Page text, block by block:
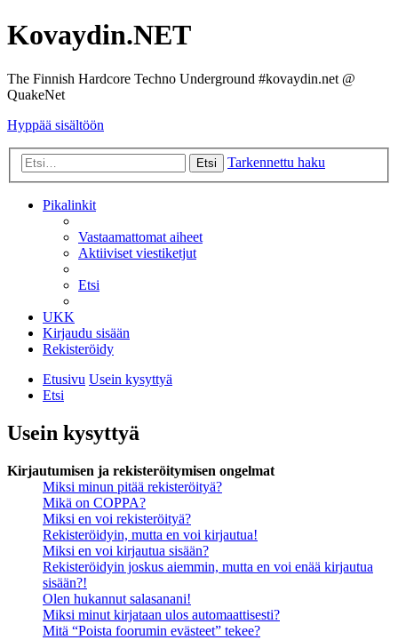
Kovaydin.NET
The Finnish Hardcore Techno Underground #kovaydin.net @
QuakeNet
Hyppää sisältöön
Etsi Tarkennettu haku
Pikalinkit
Vastaamattomat aiheet
Aktiiviset viestiketjut
Etsi
UKK
Kirjaudu sisään
Rekisteröidy
Etusivu Usein kysyttyä
Etsi
Usein kysyttyä
Kirjautumisen ja rekisteröitymisen ongelmat
Miksi minun pitää rekisteröityä?
Mikä on COPPA?
Miksi en voi rekisteröityä?
Rekisteröidyin, mutta en voi kirjautua!
Miksi en voi kirjautua sisään?
Rekisteröidyin joskus aiemmin, mutta en voi enää kirjautua
sisään?!
Olen hukannut salasanani!
Miksi minut kirjataan ulos automaattisesti?
Mitä “Poista foorumin evästeet” tekee?